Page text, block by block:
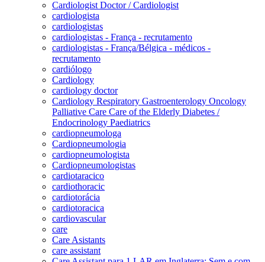
Cardiologist Doctor / Cardiologist
cardiologista
cardiologistas
cardiologistas - França - recrutamento
cardiologistas - França/Bélgica - médicos -
recrutamento
cardiólogo
Cardiology
cardiology doctor
Cardiology Respiratory Gastroenterology Oncology
Palliative Care Care of the Elderly Diabetes /
Endocrinology Paediatrics
cardiopneumologa
Cardiopneumologia
cardiopneumologista
Cardiopneumologistas
cardiotaracico
cardiothoracic
cardiotorácia
cardiotoracica
cardiovascular
care
Care Asistants
care assistant